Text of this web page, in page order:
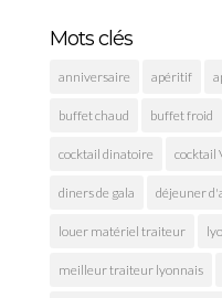
Mots clés
anniversaire apéritif
buffet chaud buffet froid
cocktail dinatoire cocktail
diners de gala déjeuner
louer matériel traiteur
meilleur traiteur lyonnais